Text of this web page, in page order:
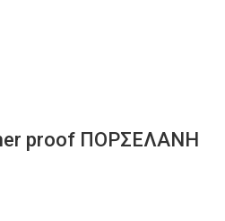
proof ΠΟΡΣΕΛΑΝΗ